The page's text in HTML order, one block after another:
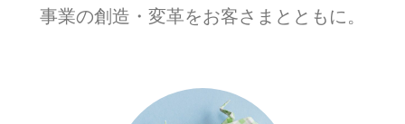
事業の創造・変革をお客さまとともに。